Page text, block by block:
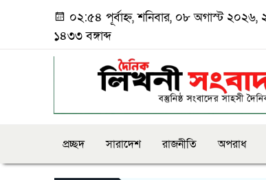
০২:৫৪ পূর্বাহ্ন, শনিবার, ০৮ অগাস্ট ২০২৬,
১৪৩৩ বঙ্গাব্দ
প্রচ্ছদ সারাদেশ রাজনীতি অপরাধ